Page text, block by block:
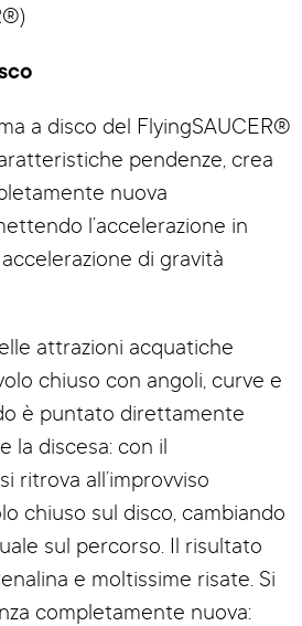
a disco del FlyingSAUCER®
pendenze, crea
nuova
l’accelerazione in
di gravità
attrazioni acquatiche
chiuso con angoli, curve e
è puntato direttamente
la discesa: con il
ritrova all’improvviso
chiuso sul disco, cambiando
sul percorso. Il risultato
e moltissime risate. Si
completamente nuova: